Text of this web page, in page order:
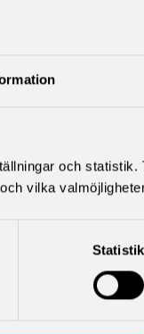
och
vilka
Statistik